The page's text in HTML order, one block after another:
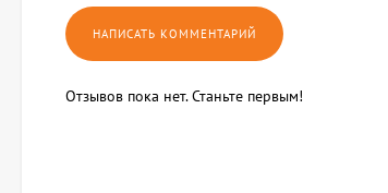
Отзывов пока нет. Станьте первым!